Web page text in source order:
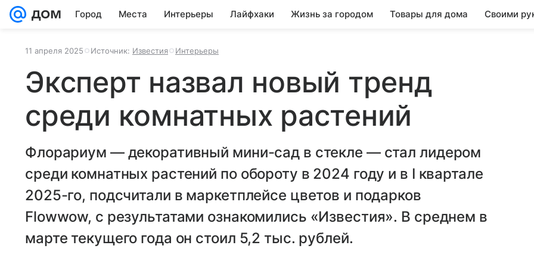
Город Места Интерьеры Лайфхаки Жизнь за городом Товары для дома Своими
11 апреля 2025 Источник: Известия Интерьеры
Эксперт назвал новый тренд
среди комнатных растений
Флорариум — декоративный мини-сад в стекле — стал лидером
среди комнатных растений по обороту в 2024 году и в I квартале
2025-го, подсчитали в маркетплейсе цветов и подарков
Flowwow, с результатами ознакомились «Известия». В среднем в
марте текущего года он стоил 5,2 тыс. рублей.